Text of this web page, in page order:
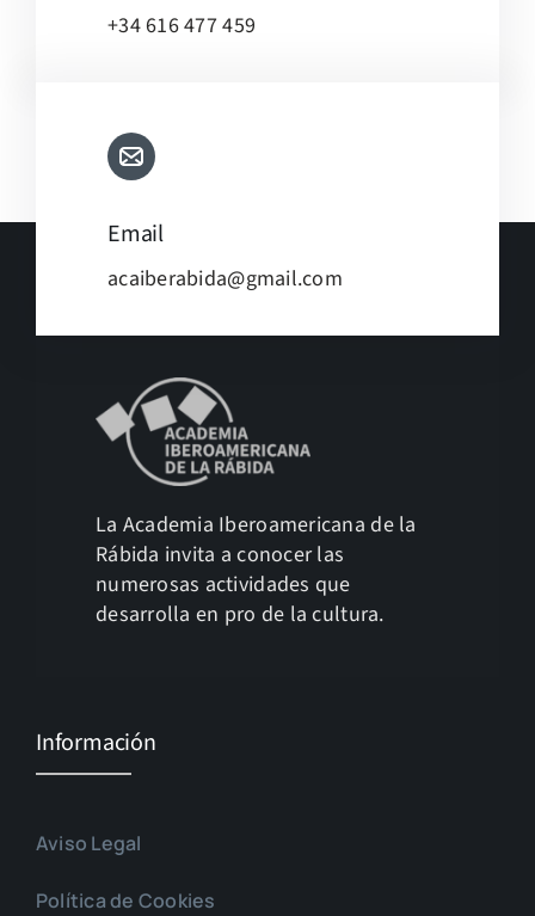
+34 616 477 459
Email
acaiberabida@gmail.com
La Academia Iberoamericana de la
Rábida invita a conocer las
numerosas actividades que
desarrolla en pro de la cultura.
Información
Aviso Legal
Política de Cookies